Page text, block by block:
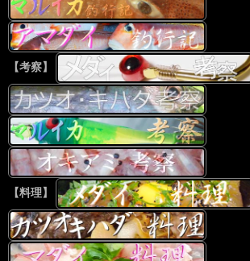
【考察】
【料理】